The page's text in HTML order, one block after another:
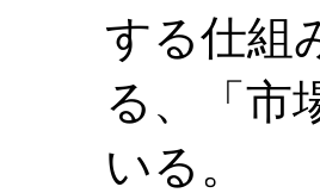
する仕組
る、「市
いる。